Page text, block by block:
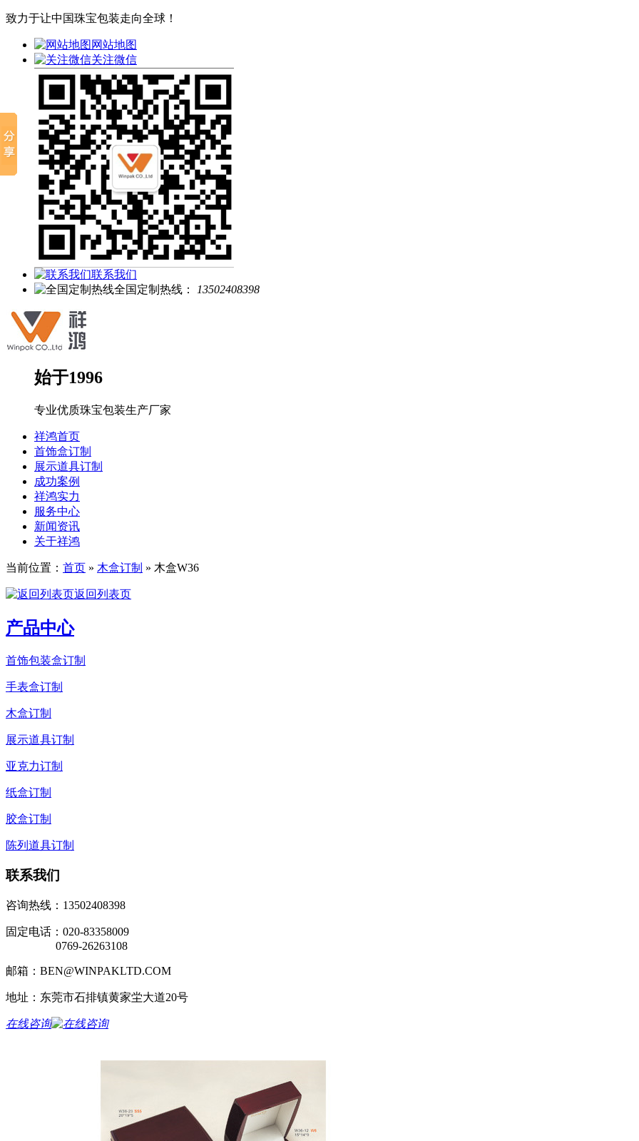
致力于让中国珠宝包装走向全球！
网站地图
关注微信
联系我们
全国定制热线：
13502408398
始于1996
专业优质珠宝包装生产厂家
祥鸿首页
首饰盒订制
展示道具订制
成功案例
祥鸿实力
服务中心
新闻资讯
关于祥鸿
当前位置： 首页 » 木盒订制 » 木盒W36
返回列表页
产品中心
首饰包装盒订制
手表盒订制
木盒订制
展示道具订制
亚克力订制
纸盒订制
胶盒订制
陈列道具订制
联系我们
咨询热线：13502408398
固定电话：020-83358009
0769-26263108
邮箱：BEN@WINPAKLTD.COM
地址：东莞市石排镇黄家坣大道20号
在线咨询